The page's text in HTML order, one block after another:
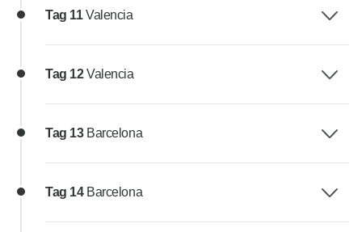
Tag 11Valencia
Tag 12Valencia
Tag 13 Barcelona
Tag 14 Barcelona